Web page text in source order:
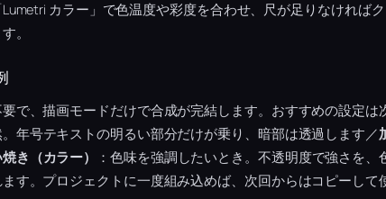
カラー」で色温度や彩度を合わせ、尺が足りなければ
。
で、描画モードだけで合成が完結します。おすすめの設定は
年号テキストの明るい部分だけが乗り、暗部は透過します／
き（カラー）
：色味を強調したいとき。不透明度で強さを
す。プロジェクトに一度組み込めば、次回からはコピーして